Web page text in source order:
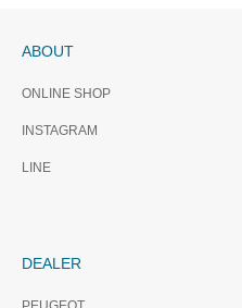
ABOUT
ONLINE SHOP
INSTAGRAM
LINE
DEALER